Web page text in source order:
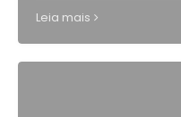
Leia mais